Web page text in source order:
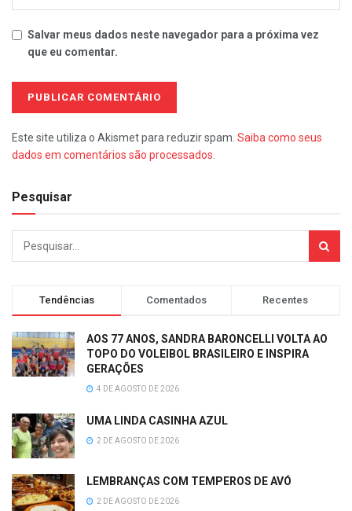
Salvar meus dados neste navegador para a próxima vez
que eu comentar.
Este site utiliza o Akismet para reduzir spam. Saiba como seus
dados em comentários são processados.
Pesquisar
Tendências Comentados Recentes
AOS 77 ANOS, SANDRA BARONCELLI VOLTA AO
TOPO DO VOLEIBOL BRASILEIRO E INSPIRA
GERAÇÕES
4 DE AGOSTO DE 2026
UMA LINDA CASINHA AZUL
2 DE AGOSTO DE 2026
LEMBRANÇAS COM TEMPEROS DE AVÓ
2 DE AGOSTO DE 2026